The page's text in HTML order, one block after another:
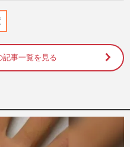
ウコンが3年ぶり開催決定
ー”に注目集まる…timelesz
2025/12/8
チュ・ハンニョンが契約解
の過去デート…
事一覧を見る